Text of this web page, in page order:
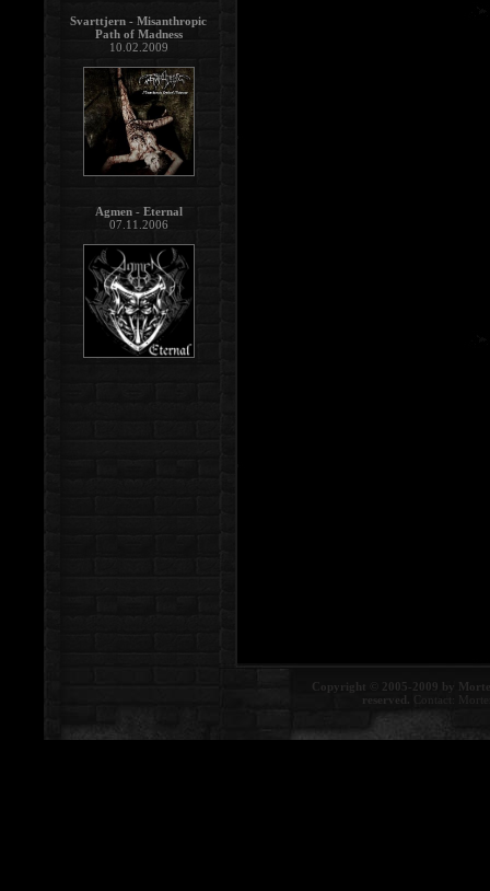
Copyright © 2005-2009 by
reserved. Contact:
Svarttjern - Misanthropic
Path of Madness
10.02.2009
Agmen - Eternal
07.11.2006